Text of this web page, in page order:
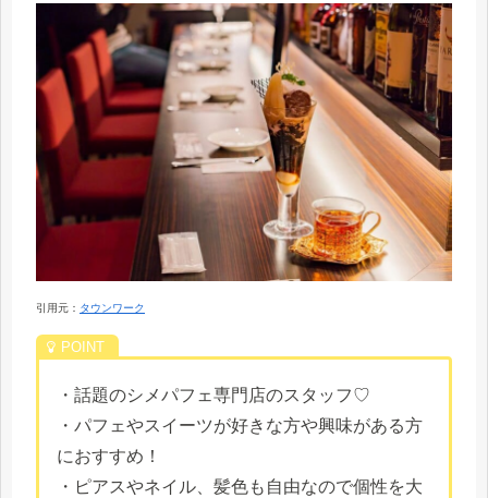
引用元： タウンワーク
・話題のシメパフェ専門店のスタッフ♡
・パフェやスイーツが好きな方や興味がある方
におすすめ！
・ピアスやネイル、髪色も自由なので個性を大